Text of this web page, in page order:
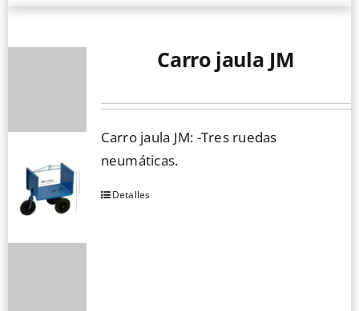
Carro jaula JM
Carro jaula JM: -Tres ruedas
neumáticas.
Detalles